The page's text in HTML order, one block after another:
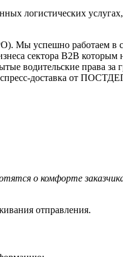
логистических
Мы успешно работаем в
сектора В2В
водительские права за
доставка от
о комфорте
отправления.